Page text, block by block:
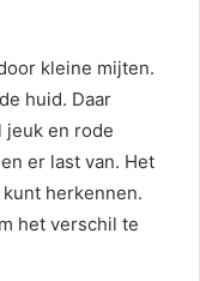
kleine mijten.
huid. Daar
jeuk en rode
er last van. Het
herkennen.
het verschil te